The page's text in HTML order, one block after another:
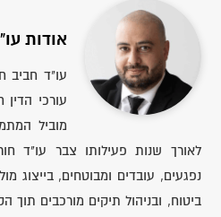
אודות
עו"ד חביב
עורכי הדין
מוביל
לאורך שנות פעילותו צבר עו"ד
נפגעים, עובדים ומבוטחים, בייצוג
ביטוח, ובניהול תיקים מורכבים